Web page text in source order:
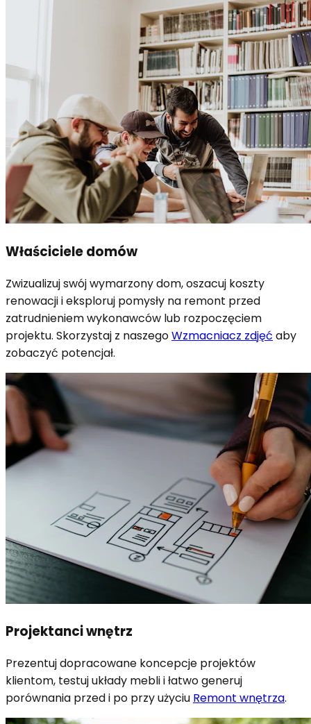
Właściciele domów
Zwizualizuj swój wymarzony dom, oszacuj koszty
renowacji i eksploruj pomysły na remont przed
zatrudnieniem wykonawców lub rozpoczęciem
projektu. Skorzystaj z naszegoWzmacniacz zdjęć aby
zobaczyć potencjał.
Projektanci wnętrz
Prezentuj dopracowane koncepcje projektów
klientom, testuj układy mebli i łatwo generuj
porównania przed i po przy użyciu Remont wnętrza.